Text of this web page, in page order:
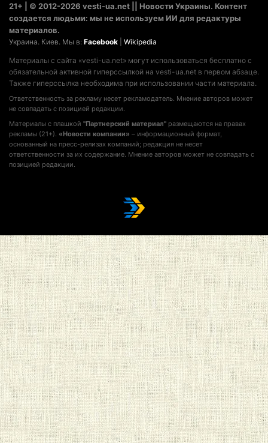
21+ | © 2012-2026 vesti-ua.net || Новости Украины. Контент
создается людьми: мы не используем ИИ для редактуры
материалов.
Украина. Киев. Мы в: Facebook Wikipedia
Материалы с сайта «vesti-ua.net» могут использоваться бесплатно с
обязательной активной гиперссылкой на vesti-ua.net в первом абзаце.
Также гиперссылка необходима при использовании части материала.
Ответственность за рекламу несет рекламодатель. Мнение авторов может
не совпадать с позицией редакции.
Материалы с плашкой "Партнерский материал" размещаются на правах
рекламы (21+). «Новости компании» – информационный формат,
основанный на пресс-релизах компаний; редакция не несет
ответственности за их содержание. Мнение авторов может не совпадать с
позицией редакции.